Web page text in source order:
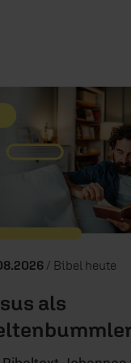
/ Bibel heute
als